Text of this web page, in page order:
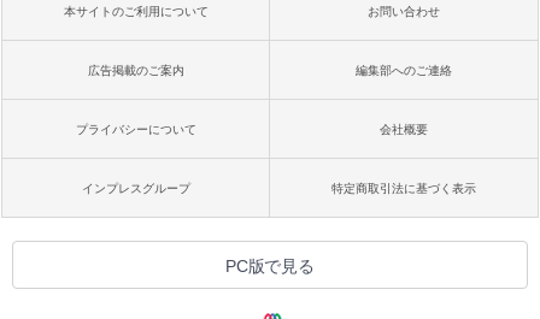
本サイトのご利用について お問い合わせ
広告掲載のご案内 編集部へのご連絡
プライバシーについて 会社概要
インプレスグループ 特定商取引法に基づく表示
PC版で見る